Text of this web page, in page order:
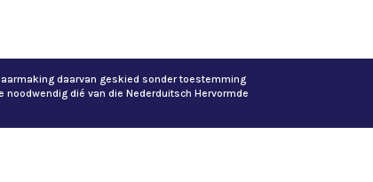
daarvan geskied sonder toestemming
dié van die Nederduitsch Hervormde